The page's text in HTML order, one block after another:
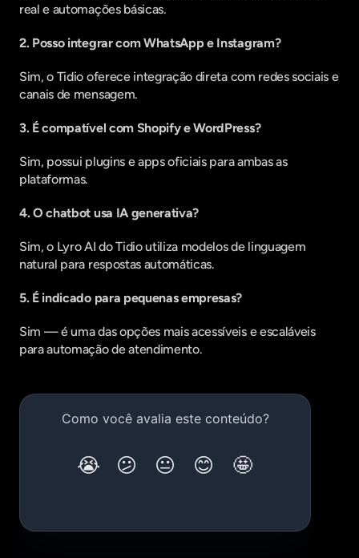
real e automações básicas.
2. Posso integrar com WhatsApp e Instagram?
Sim, o Tidio oferece integração direta com redes sociais e
canais de mensagem.
3. É compatível com Shopify e WordPress?
Sim, possui plugins e apps oficiais para ambas as
plataformas.
4. O chatbot usa IA generativa?
Sim, o Lyro AI do Tidio utiliza modelos de linguagem
natural para respostas automáticas.
5. É indicado para pequenas empresas?
Sim — é uma das opções mais acessíveis e escaláveis
para automação de atendimento.